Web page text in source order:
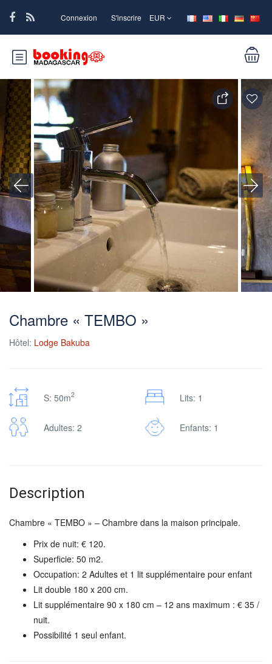
Connexion S'inscrire EUR
Chambre « TEMBO »
Hôtel: Lodge Bakuba
S: 50m2 Lits: 1
Adultes: 2 Enfants: 1
Description
Chambre « TEMBO » – Chambre dans la maison principale.
Prix de nuit: € 120.
Superficie: 50 m2.
Occupation: 2 Adultes et 1 lit supplémentaire pour enfant
Lit double 180 x 200 cm.
Lit supplémentaire 90 x 180 cm – 12 ans maximum : € 35 /
nuit.
Possibilité 1 seul enfant.